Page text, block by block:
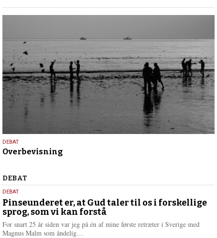
2026
16.
april
DEBAT
Overbevisning
Debat
DEBAT
5.
august
2026
DEBAT
Pinseunderet er, at Gud taler til os i forskellige
sprog, som vi kan forstå
For snart 25 år siden var jeg på én af mine første retræter i Sverige med
Magnus Malm som åndelig…